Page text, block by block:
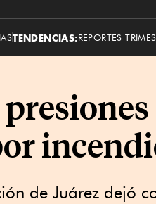
TENDENCIAS:REPORTES
de Juárez dejó